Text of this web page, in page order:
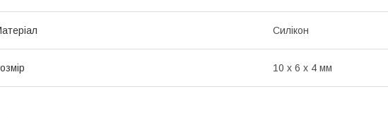
Силікон
10 x 6 x 4 мм